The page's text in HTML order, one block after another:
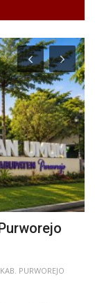
KAB. PURWOREJO